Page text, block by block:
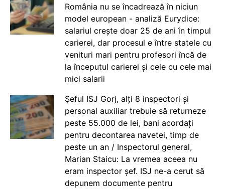
România nu se încadrează în niciun
model european - analiză Eurydice:
salariul crește doar 25 de ani în timpul
carierei, dar procesul e între statele cu
venituri mari pentru profesori încă de
la începutul carierei și cele cu cele mai
mici salarii
Șeful ISJ Gorj, alți 8 inspectori și
personal auxiliar trebuie să returneze
peste 55.000 de lei, bani acordați
pentru decontarea navetei, timp de
peste un an / Inspectorul general,
Marian Staicu: La vremea aceea nu
eram inspector șef. ISJ ne-a cerut să
depunem documente pentru